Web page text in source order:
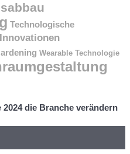
Technologische
Wearable Technologie
die Branche verändern